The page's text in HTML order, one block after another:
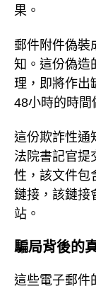
果。
郵件附件偽裝
知。這份偽造
理，即將作出
48小時的時間
這份欺詐性通
法院書記官提
性，該文件包
鏈接，該鏈接
站。
騙局背後的
這些電子郵件